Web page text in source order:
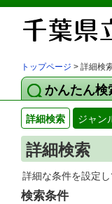
トップページ > 詳細検
かんたん検
詳細検索 ジャン
詳細検索
詳細な条件を設定
検索条件